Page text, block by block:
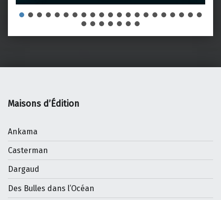
Maisons d’Édition
Ankama
Casterman
Dargaud
Des Bulles dans l’Océan